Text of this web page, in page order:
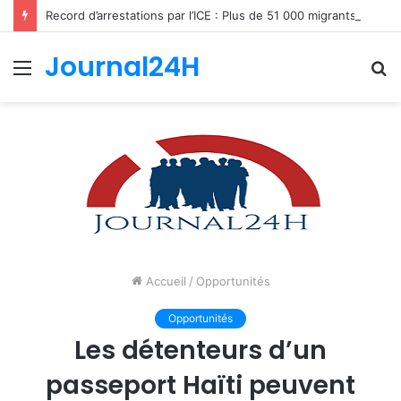
Menu
Journal24H
Accueil / Opportunités
Opportunités
Les détenteurs d’un
passeport Haïti peuvent